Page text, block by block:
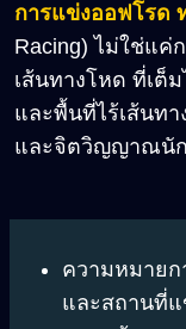
การแข่งออฟโรด
Racing) ไม่ใช่แค่
เส้นทางโหด ที่เต็
และพื้นที่ไร้เส้นท
และจิตวิญญาณนั
ความหมายก
และสถานที่แ